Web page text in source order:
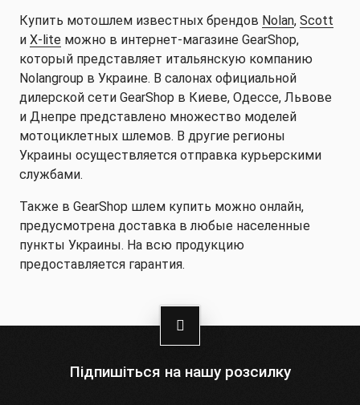
Купить мотошлем известных брендов Nolan, Scott
и X-lite можно в интернет-магазине GearShop,
который представляет итальянскую компанию
Nolangroup в Украине. В салонах официальной
дилерской сети GearShop в Киеве, Одессе, Львове
и Днепре представлено множество моделей
мотоциклетных шлемов. В другие регионы
Украины осуществляется отправка курьерскими
службами.
Также в GearShop шлем купить можно онлайн,
предусмотрена доставка в любые населенные
пункты Украины. На всю продукцию
предоставляется гарантия.
Підпишіться на нашу розсилку